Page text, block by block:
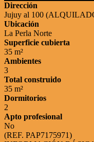
Dirección
Jujuy al 100
Ubicación
La Perla Norte
Superficie cubierta
35 m²
Ambientes
3
Total construido
35 m²
Dormitorios
2
Apto profesional
No
(REF. PAP7175971)